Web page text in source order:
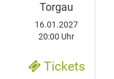
Torgau
16.01.2027
20:00 Uhr
Tickets